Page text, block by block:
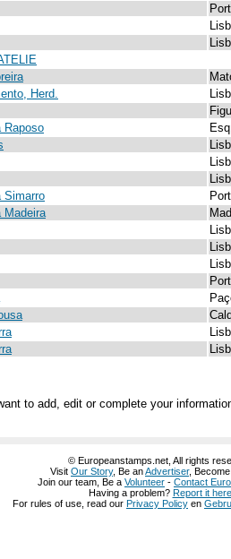
Herd.
Raposo
Simarro
Madeira
to add, edit or complete your
© Europeanstamps.net, All rights
Visit Our Story, Be anAdvertiser,
Join our team, Be a Volunteer - Contact
Having a problem? Report it here
For rules of use, read our Privacy Policy en